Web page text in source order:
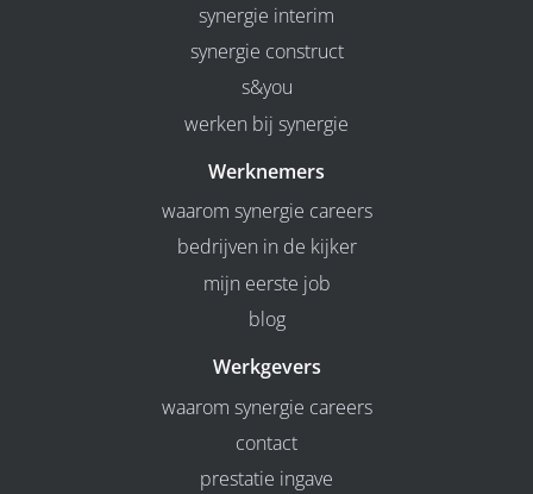
synergie interim
synergie construct
s&you
werken bij synergie
Werknemers
waarom synergie careers
bedrijven in de kijker
mijn eerste job
blog
Werkgevers
waarom synergie careers
contact
prestatie ingave